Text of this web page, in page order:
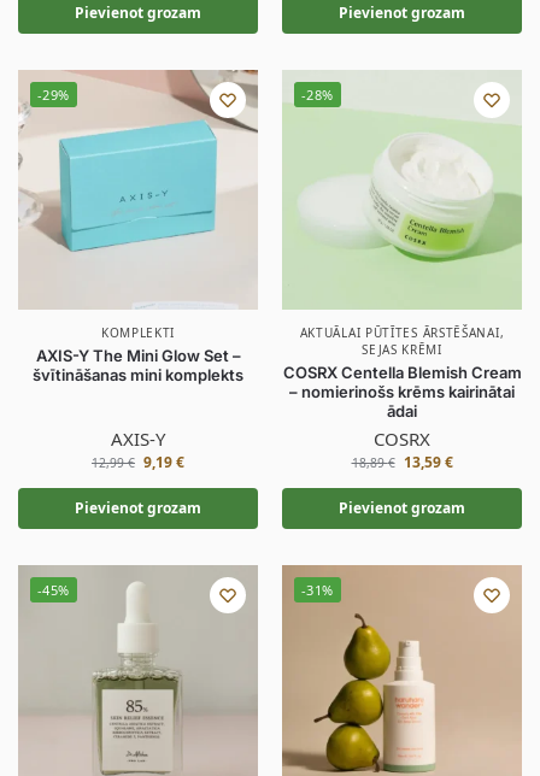
Pievienot grozam Pievienot grozam
-29%
KOMPLEKTI
AXIS-Y The Mini Glow Set –
švītināšanas mini komplekts
AXIS-Y
12,99€ 9,19€
Pievienot grozam
-28%
AKTUĀLAI PŪTĪTES ĀRSTĒŠANAI,
SEJAS KRĒMI
COSRX Centella Blemish Cream
– nomierinošs krēms kairinātai
ādai
COSRX
18,89€ 13,59€
Pievienot grozam
-45% -31%